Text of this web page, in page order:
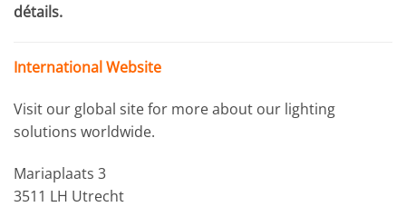
détails.
International Website
Visit our global site for more about our lighting
solutions worldwide.
Mariaplaats 3
3511 LH Utrecht